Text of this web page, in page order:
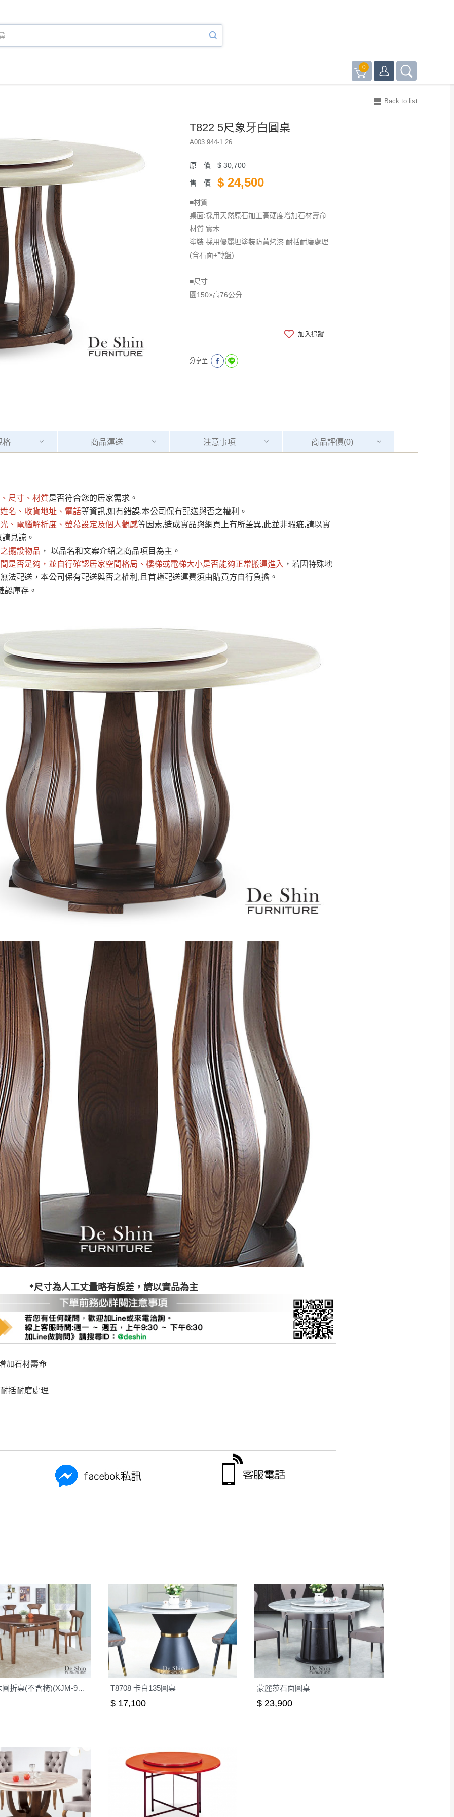
0
Back to list
T822 5尺象牙白圓桌
A003.944-1.26
原 價 $30,700
售 價 $ 24,500
■材質
桌面:採用天然原石加工高硬度增加石材壽命
材質:實木
塗裝:採用優麗坦塗裝防黃烤漆 耐括耐磨處理
(含石面+轉盤)
■尺寸
圓150×高76公分
加入追蹤
分享至
格 商品運送 注意事項 商品評價(0)
尺寸、材質是否符合您的居家需求。
名、收貨地址、電話等資訊,如有錯誤,本公司保有配送與否之權利。
、電腦解析度、螢幕設定及個人觀感等因素,造成實品與網頁上有所差異,此並非瑕疵,請以實
見諒。
擺設物品 ， 以品名和文案介紹之商品項目為主。
是否足夠 ，並自行確認居家空間格局、 樓梯或電梯大小是否能夠正常搬運進入 ，若因特殊地
法配送，本公司保有配送與否之權利,且首趟配送運費須由購買方自行負擔。
認庫存。
*尺寸為人工丈量略有誤差，請以實品為主
加石材壽命
括耐磨處理
運 費 說 明
免 運 費
＊A108產品另收運費
復興鄉
雙溪、貢寮、烏來、平溪、九份、石
門、林口 下福里、新店山區、三峽山區、
石碇、坪林、福隆、淡水山區、北投湖山
$ 9,000以上：免運費
$ 9,000以下：NT$500元
＊A108產品另收運費
$ 9,000以上：免運費
$ 9,000以下：NT$500元
＊A108產品另收運費
卓蘭鎮、三灣、通霄山區、西湖、泰安
鄉、大湖鄉、頭屋、獅潭鄉
配送天數：5~14天
到貨時間：指定送貨日當天以電話聯絡確認
｜周（一）配送部門固定公休無送貨｜
台北市、新北市地區固定每周(三)、(日)兩天收送貨
、雲林、嘉義、台南、高雄、屏東、宜蘭、 花蓮、台東、金門、馬祖、澎湖地區
）
。
、天候惡劣、過於偏遠之山區內等，或收貨地點搬運過於困難等因素，導致無法順利配送，
配送外，視狀況保有出貨的權利。
賣家無提供吊掛服務，若需以吊車或其他的吊掛方式吊運，費用將由買方自行支付。
問題，並非一般快速到貨商品，無法指定特定時間送達，司機當天到貨前皆會再與您通知，
免浪費你的寶貴時間。
災害警報等不可抗力情事，而危及運送人員輸送之安全，本司得視狀況延後或停止運送服
店前、閉店後時段，並送至百貨公司卸貨區為限，恕無法送至指定樓面。
《 如遇百貨周年慶
運送 》
收家俱可聯絡當地請清潔隊回收,免付費清運專線：0800-085-717
頁無法及時更新，如有需要購買商品，請於出發前來電或到「官方Line客服」來信確
貨」與 「金額」。
常，商家有權取消訂單。
例假日)，我們客服會與您電話聯絡或E-Mail通知確認訂單。
→ @dershin）
現貨，若未詢問下單後無現貨我們客服會再來電或E-Mail與您聯絡
Line ID →
地區暫不開放，如因特殊地型限制(山區、鄉、鎮、村)、樓梯太小、無法搬運上樓等因
，本公司保有出貨的權利。
作安全，賣家無提供吊掛服務，若需以吊車或其他的吊掛方式吊運，費用將由買方自
、配送的問題，並非一般快速到貨商品，無法指定特定時間送達，司機當天到貨前皆
你不用整天在家等貨，以節省您的寶貴時間。
較為不易，故暫無法配送至百貨公司內部。
聯式發票，發票將於商品完成出貨15個工作天另行寄出，另外約加上2~7個工作天內
延寄送。
於到貨日起七日內通知本公司客服人員，我們將為您更換新品，運費皆由本站負責，
商品必須是全新狀態且完整包裝，床墊、床包、枕頭類產品需為未拆封狀態(請保持商
廠商紙及所有附隨文件或資料之完整性)，若未依照上述方式處理，恕無法接受退貨。
選購商品，可能會因個人電腦螢幕的設定色差或解析度等因素， 與實際商品的顏色、
因此而需退換貨，需自付來回運費及人資成本，請您訂購前詳加確認。(包含商品尺寸
尺寸，大型物件因為人工丈量，難免會有些許誤差值(約正負0.5CM) 詳細尺寸以實品
需退換貨，請於收到貨7日內通知客服人員(Line@ ID：@dershin)
，並須保持商品全新
鑑賞期間若發生非本司因素致使之汙損破壞，恕無法辦理退換貨。
區固定每周(三)、(日)兩天收送貨，敬請見諒！
維修服務，超過7日鑑賞期，商品使用年限，因客人使用習慣、居家環境不同。若屬人
壞、零件短缺，則維修、搬運費用，需由消費者自行吸收(另事先與消費者報價，消費
修)。
期(注意:鑑賞期非試用期)，若非商品品質瑕疵問題於鑑賞期內退貨之情形，我們需酌收
及公開場合之商品則無享有商品一年保固之服務。
內完成付款， 交易恕不殺價，商品均已最低價格售出，且在特定時日會給予折扣，
款或轉帳通知，商品將不予保留(訂單自動取消)。
收家具可聯絡當地請清潔隊回收,免付費清運專線：0800-085-717。
全部 依評論高至低排列 依評論低至高排列 只顯示附上圖片
胡桃色實木圓折桌(不含椅)(XJM-9138H) T8708 卡白135圓桌
$ 17,100
蒙麗莎石面圓桌
$ 23,900